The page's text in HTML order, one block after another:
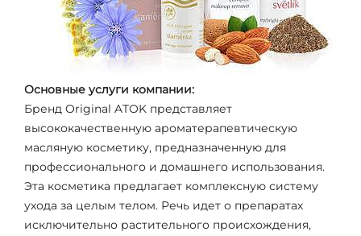
Основные услуги компании:
Бренд Original ATOK представляет
высококачественную ароматерапевтическую
маcляную косметику, предназначенную для
профессионального и домашнего использования.
Эта косметика предлагает комплексную систему
ухода за целым телом. Речь идет о препаратах
исключительно растительного происхождения,